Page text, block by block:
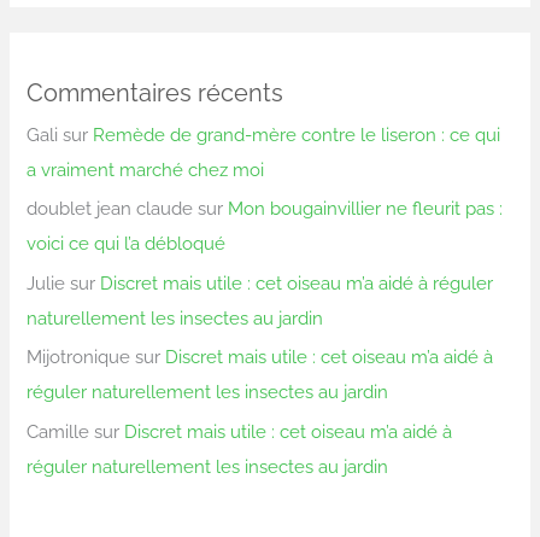
Commentaires récents
Gali sur Remède de grand-mère contre le liseron : ce qui
a vraiment marché chez moi
doublet jean claude sur Mon bougainvillier ne fleurit pas :
voici ce qui l’a débloqué
Julie sur Discret mais utile : cet oiseau m’a aidé à réguler
naturellement les insectes au jardin
Mijotronique sur Discret mais utile : cet oiseau m’a aidé à
réguler naturellement les insectes au jardin
Camille sur Discret mais utile : cet oiseau m’a aidé à
réguler naturellement les insectes au jardin